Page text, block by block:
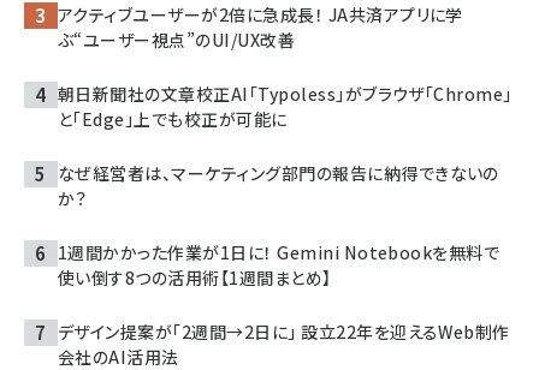
アクティブユーザーが2倍に急成長！ JA共済アプリに学
ぶ“ユーザー視点”のUI/UX改善
朝日新聞社の文章校正AI「Typoless」がブラウザ「Chrome」
と「Edge」上でも校正が可能に
なぜ経営者は、マーケティング部門の報告に納得できないの
か？
1週間かかった作業が1日に！ Gemini Notebookを無料で
使い倒す8つの活用術【1週間まとめ】
デザイン提案が「2週間→2日に」 設立22年を迎えるWeb制作
会社のAI活用法